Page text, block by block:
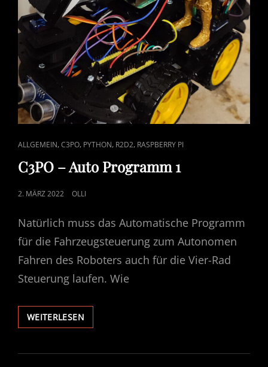
CAT
LINKS
ALLGEMEIN,C3PO, PYTHON, R2D2, RASPBERRY PI
C3PO – Auto Programm 1
POSTED
2. MÄRZ 2022 OLLI
Natürlich muss das Automatische Programm
für die Fahrzeugsteuerung zum Autonomen
Fahren des Roboters auch für die Vier-Rad
Steuerung laufen. Wie
WEITERLESENC3PO
–
PROGRAMM